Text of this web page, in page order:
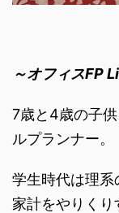
～オフィスFP
7歳と4歳の子
ルプランナー。
学生時代は理系
家計をやりく